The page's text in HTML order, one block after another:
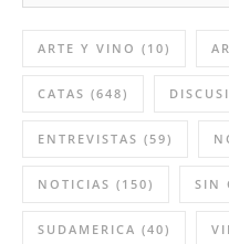
Vino
2023
12:12 PM 27 Feb
ARTE Y VINO (10)